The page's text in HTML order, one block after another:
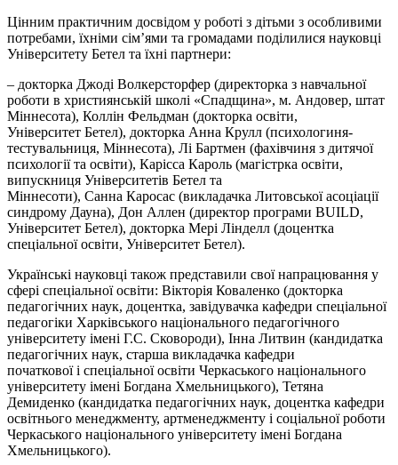
Цінним практичним досвідом у роботі з дітьми з особливими
потребами, їхніми сімʼями та громадами поділилися науковці
Університету Бетел та їхні партнери:
– докторка Джоді Волкерсторфер (директорка з навчальної
роботи в християнській школі «Спадщина», м. Андовер, штат
Міннесота), Коллін Фельдман (докторка освіти,
Університет Бетел), докторка Анна Крулл (психологиня-
тестувальниця, Міннесота), Лі Бартмен (фахівчиня з дитячої
психології та освіти), Карісса Кароль (магістрка освіти,
випускниця Університетів Бетел та
Міннесоти), Санна Каросас (викладачка Литовської асоціації
синдрому Дауна), Дон Аллен (директор програми BUILD,
Університет Бетел), докторка Мері Лінделл (доцентка
спеціальної освіти, Університет Бетел).
Українські науковці також представили свої напрацювання у
сфері спеціальної освіти: Вікторія Коваленко (докторка
педагогічних наук, доцентка, завідувачка кафедри спеціальної
педагогіки Харківського національного педагогічного
університету імені Г.С. Сковороди), Інна Литвин (кандидатка
педагогічних наук, старша викладачка кафедри
початковоїі спеціальної освіти Черкаського національного
університету імені Богдана Хмельницького), Тетяна
Демиденко (кандидатка педагогічних наук, доцентка кафедри
освітнього менеджменту, артменеджменту і соціальної роботи
Черкаського національного університету імені Богдана
Хмельницького).